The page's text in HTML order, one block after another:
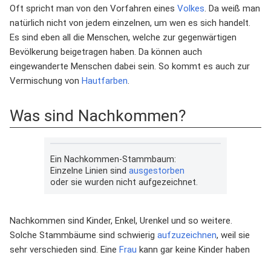
Oft spricht man von den Vorfahren eines Volkes. Da weiß man
natürlich nicht von jedem einzelnen, um wen es sich handelt.
Es sind eben all die Menschen, welche zur gegenwärtigen
Bevölkerung beigetragen haben. Da können auch
eingewanderte Menschen dabei sein. So kommt es auch zur
Vermischung von Hautfarben.
Was sind Nachkommen?
Ein Nachkommen-Stammbaum:
Einzelne Linien sind ausgestorben
oder sie wurden nicht aufgezeichnet.
Nachkommen sind Kinder, Enkel, Urenkel und so weitere.
Solche Stammbäume sind schwierig aufzuzeichnen, weil sie
sehr verschieden sind. Eine Frau kann gar keine Kinder haben